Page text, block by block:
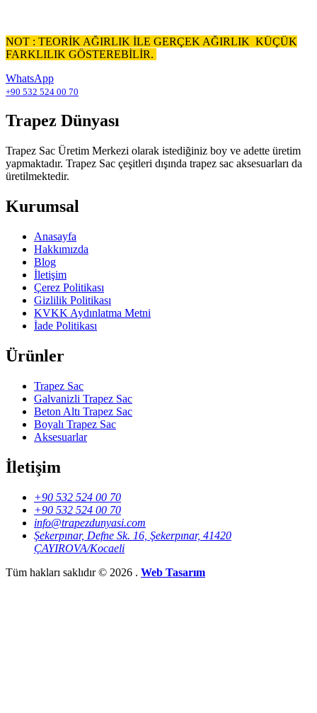
NOT : TEORİK AĞIRLIK İLE GERÇEK AĞIRLIK KÜÇÜK
FARKLILIK GÖSTEREBİLİR.
WhatsApp
+90 532 524 00 70
Trapez Dünyası
Trapez Sac Üretim Merkezi olarak istediğiniz boy ve adette üretim
yapmaktadır. Trapez Sac çeşitleri dışında trapez sac aksesuarları da
üretilmektedir.
Kurumsal
Anasayfa
Hakkımızda
Blog
İletişim
Çerez Politikası
Gizlilik Politikası
KVKK Aydınlatma Metni
İade Politikası
Ürünler
Trapez Sac
Galvanizli Trapez Sac
Beton Altı Trapez Sac
Boyalı Trapez Sac
Aksesuarlar
İletişim
+90 532 524 00 70
+90 532 524 00 70
info@trapezdunyasi.com
Şekerpınar, Defne Sk. 16, Şekerpınar, 41420
ÇAYIROVA/Kocaeli
Tüm hakları saklıdır © 2026 . Web Tasarım